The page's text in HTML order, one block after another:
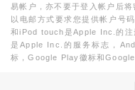
易帐户，亦不要于登入帐户后
以电邮方式要求您提供帐户号
和iPod touch是Apple Inc.的注
是Apple Inc.的服务标志，
标，Google Play徽标和